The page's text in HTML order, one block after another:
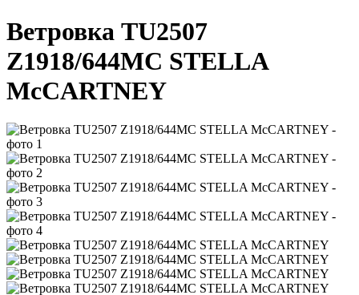
Ветровка TU2507
Z1918/644MC STELLA
McCARTNEY